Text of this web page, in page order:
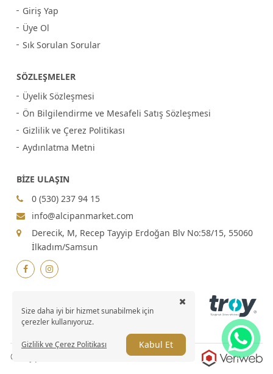
Giriş Yap
Üye Ol
Sık Sorulan Sorular
SÖZLEŞMELER
Üyelik Sözleşmesi
Ön Bilgilendirme ve Mesafeli Satış Sözleşmesi
Gizlilik ve Çerez Politikası
Aydınlatma Metni
BİZE ULAŞIN
0 (530) 237 94 15
info@alcipanmarket.com
Derecik, M, Recep Tayyip Erdoğan Blv No:58/15, 55060
İlkadım/Samsun
© Alçıpan Market 2026 , Tüm hakları saklıdır.
Size daha iyi bir hizmet sunabilmek için
çerezler kullanıyoruz.
Gizlilik ve Çerez Politikası Kabul Et